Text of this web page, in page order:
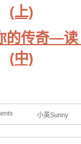
(上)
的传奇—
(中)
小英Sunny